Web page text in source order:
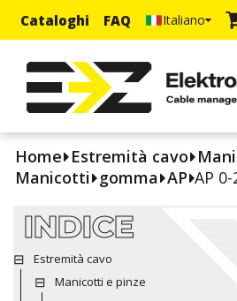
Cataloghi FAQ Italiano
Home Estremità cavo
Manicotti gomma AP AP 0-
INDICE
Estremità cavo
Manicotti e pinze